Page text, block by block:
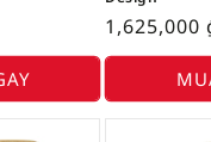
1,625,000